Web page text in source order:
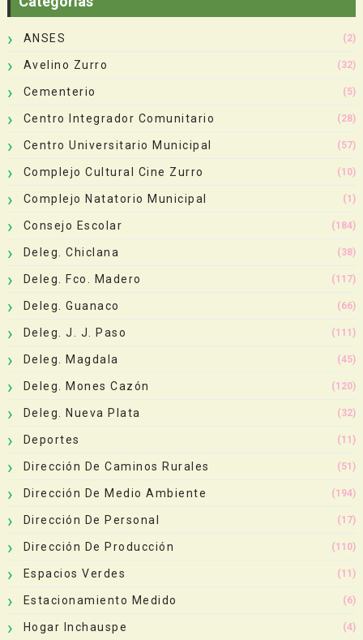
ANSES (2)
Avelino Zurro (32)
Cementerio (5)
Centro Integrador Comunitario (28)
Centro Universitario Municipal (57)
Complejo Cultural Cine Zurro (10)
Complejo Natatorio Municipal (1)
Consejo Escolar (184)
Deleg. Chiclana (38)
Deleg. Fco. Madero (117)
Deleg. Guanaco (66)
Deleg. J. J. Paso (111)
Deleg. Magdala (45)
Deleg. Mones Cazón (120)
Deleg. Nueva Plata (32)
Deportes (11)
Dirección De Caminos Rurales (51)
Dirección De Medio Ambiente (194)
Dirección De Personal (17)
Dirección De Producción (110)
Espacios Verdes (11)
Estacionamiento Medido (6)
Hogar Inchauspe (4)